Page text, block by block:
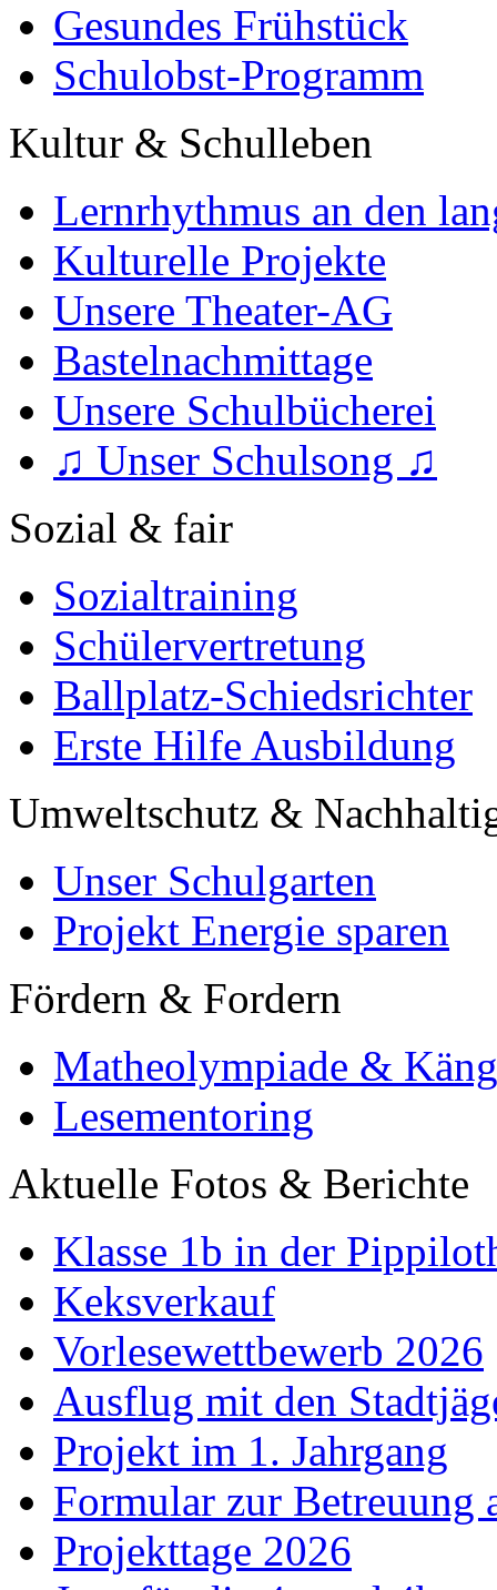
Gesundes Frühstück
Schulobst-Programm
Kultur & Schulleben
Lernrhythmus an den
Kulturelle Projekte
Unsere Theater-AG
Bastelnachmittage
Unsere Schulbücherei
♫ Unser Schulsong ♫
Sozial & fair
Sozialtraining
Schülervertretung
Ballplatz-Schiedsrichter
Erste Hilfe Ausbildung
Umweltschutz &
Unser Schulgarten
Projekt Energie sparen
Fördern & Fordern
Matheolympiade &
Lesementoring
Aktuelle Fotos & Berichte
Klasse 1b in der
Keksverkauf
Vorlesewettbewerb 2026
Ausflug mit den
Projekt im 1. Jahrgang
Formular zur Betreuung
Projekttage 2026